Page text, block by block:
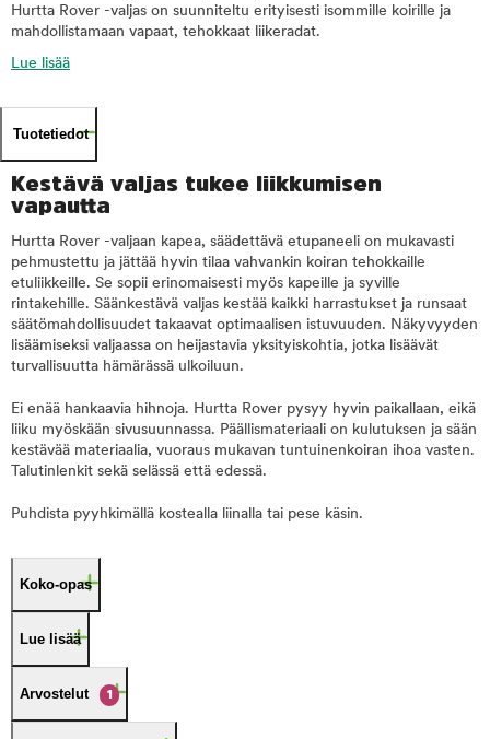
Hurtta Rover -valjas on suunniteltu erityisesti isommille koirille ja
mahdollistamaan vapaat, tehokkaat liikeradat.
Lue lisää
Tuotetiedot
Kestävä valjas tukee liikkumisen
vapautta
Hurtta Rover -valjaan kapea, säädettävä etupaneeli on mukavasti
pehmustettu ja jättää hyvin tilaa vahvankin koiran tehokkaille
etuliikkeille. Se sopii erinomaisesti myös kapeille ja syville
rintakehille. Säänkestävä valjas kestää kaikki harrastukset ja runsaat
säätömahdollisuudet takaavat optimaalisen istuvuuden. Näkyvyyden
lisäämiseksi valjaassa on heijastavia yksityiskohtia, jotka lisäävät
turvallisuutta hämärässä ulkoiluun.
Ei enää hankaavia hihnoja. Hurtta Rover pysyy hyvin paikallaan, eikä
liiku myöskään sivusuunnassa. Päällismateriaali on kulutuksen ja sään
kestävää materiaalia, vuoraus mukavan tuntuinenkoiran ihoa vasten.
Talutinlenkit sekä selässä että edessä.
Puhdista pyyhkimällä kostealla liinalla tai pese käsin.
Koko-opas
Lue lisää
Arvostelut 1